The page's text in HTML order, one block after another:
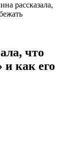
рассказала,
что
и как его